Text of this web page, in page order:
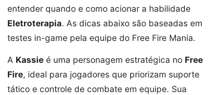
entender quando e como acionar a habilidade
Eletroterapia. As dicas abaixo são baseadas em
testes in-game pela equipe do Free Fire Mania.
A Kassie é uma personagem estratégica no Free
Fire, ideal para jogadores que priorizam suporte
tático e controle de combate em equipe. Sua